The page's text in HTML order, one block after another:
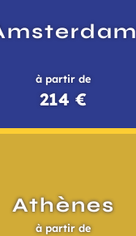
à partir de
214 €
Athènes
à partir de